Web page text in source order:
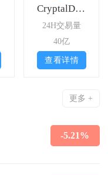
CryptalDash
24H交易量
40亿
查看详情
更多 +
-5.21%